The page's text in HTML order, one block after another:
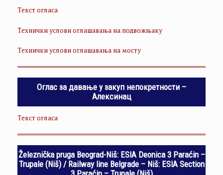
Текст огласа
Технички услови оглашавања на подвожњаку
Технички услови оглашавања на мосту
Оглас за давање у закуп непокретности –
Алексинац
Текст огласа
Železnička pruga Beograd-Niš: ESIA Deonica 3 Paraćin –
Trupale (Niš) / Railway line Belgrade – Niš: ESIA Section